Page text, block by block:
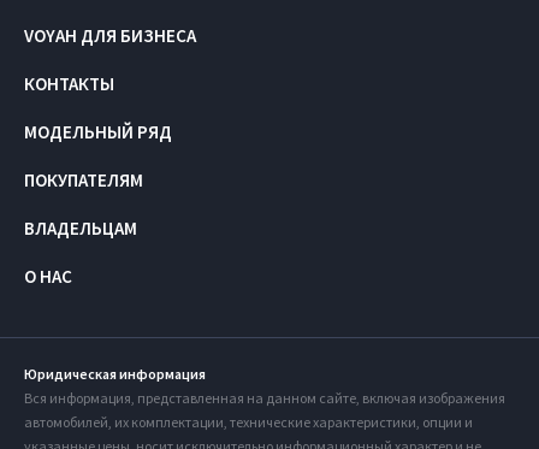
VOYAH ДЛЯ БИЗНЕСА
КОНТАКТЫ
МОДЕЛЬНЫЙ РЯД
ПОКУПАТЕЛЯМ
ВЛАДЕЛЬЦАМ
О НАС
Юридическая информация
Вся информация, представленная на данном сайте, включая изображения
автомобилей, их комплектации, технические характеристики, опции и